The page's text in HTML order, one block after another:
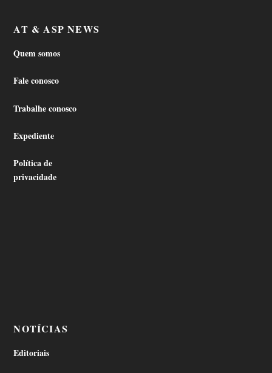
AT & ASP NEWS
Quem somos
Fale conosco
Trabalhe conosco
Expediente
Política de
privacidade
NOTÍCIAS
Editoriais